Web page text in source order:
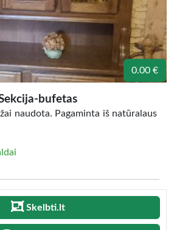
0.00 €
bufetas
naudota. Pagaminta iš natūralaus
Skelbti.lt